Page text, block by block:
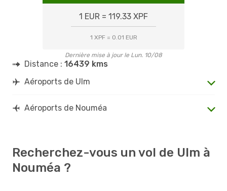
1 EUR = 119.33 XPF
1 XPF = 0.01 EUR
Dernière mise à jour le Lun. 10/08
Distance : 16439 kms
Aéroports de Ulm
Aéroports de Nouméa
Recherchez-vous un vol de Ulm à
Nouméa ?